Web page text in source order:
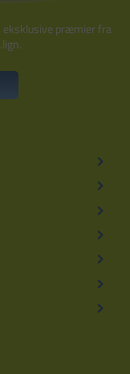
eksklusive præmier fra